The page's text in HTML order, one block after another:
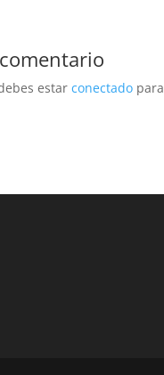
estarconectado